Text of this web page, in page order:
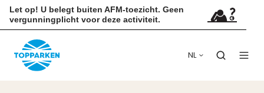
Let op! U belegt buiten AFM-toezicht. Geen
vergunningplicht voor deze activiteit.
NL